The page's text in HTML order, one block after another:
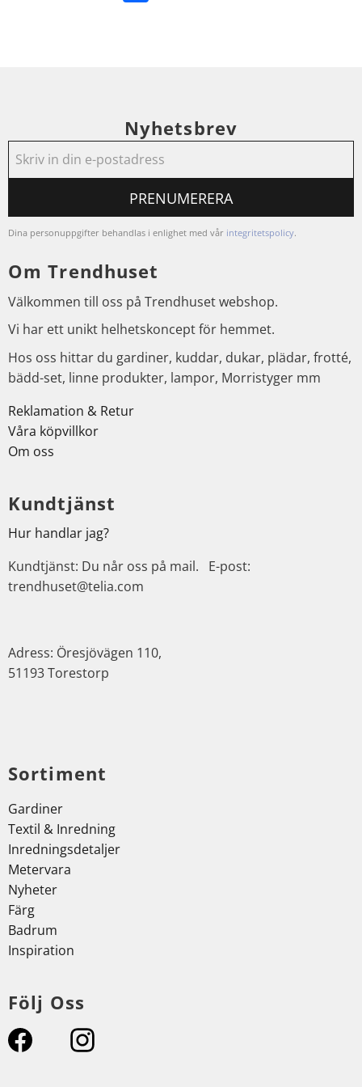
Nyhetsbrev
PRENUMERERA
Dina personuppgifter behandlas i enlighet med vår integritetspolicy.
Om Trendhuset
Välkommen till oss på Trendhuset webshop.
Vi har ett unikt helhetskoncept för hemmet.
Hos oss hittar du gardiner, kuddar, dukar, plädar, frotté,
bädd-set, linne produkter, lampor, Morristyger mm
Reklamation & Retur
Våra köpvillkor
Om oss
Kundtjänst
Hur handlar jag?
Kundtjänst: Du når oss på mail. E-post:
trendhuset@telia.com
Adress: Öresjövägen 110,
51193 Torestorp
Sortiment
Gardiner
Textil & Inredning
Inredningsdetaljer
Metervara
Nyheter
Färg
Badrum
Inspiration
Följ Oss